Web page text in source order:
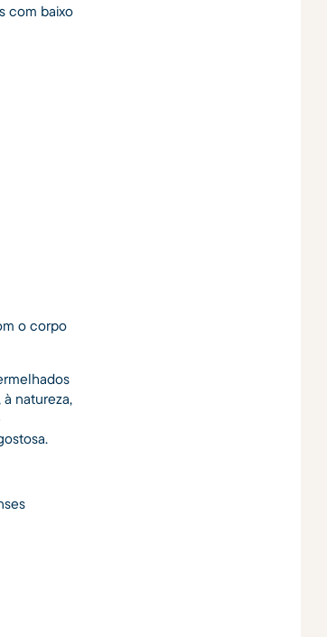
com baixo
o corpo
natureza,